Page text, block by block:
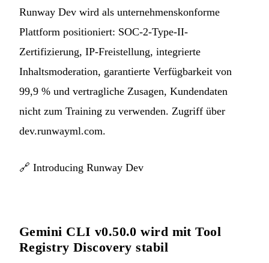
Runway Dev wird als unternehmenskonforme
Plattform positioniert: SOC-2-Type-II-
Zertifizierung, IP-Freistellung, integrierte
Inhaltsmoderation, garantierte Verfügbarkeit von
99,9 % und vertragliche Zusagen, Kundendaten
nicht zum Training zu verwenden. Zugriff über
dev.runwayml.com.
🔗 Introducing Runway Dev
Gemini CLI v0.50.0 wird mit Tool
Registry Discovery stabil